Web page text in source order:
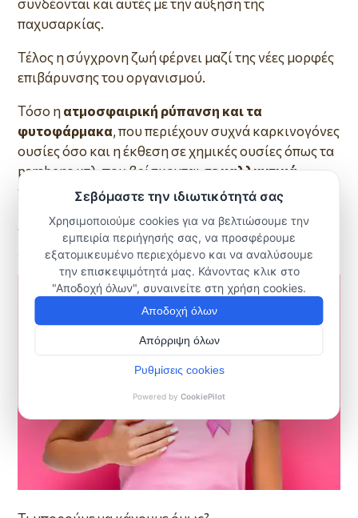
συνδέονται και αυτές με την αύξηση της
παχυσαρκίας.
Τέλος η σύγχρονη ζωή φέρνει μαζί της νέες μορφές
επιβάρυνσης του οργανισμού.
Τόσο ηατμοσφαιρική ρύπανση και τα
φυτοφάρμακα, που περιέχουν συχνά καρκινογόνες
ουσίες όσο και η έκθεση σε χημικές ουσίες όπως τα
parabens κτλ που βρίσκονται σεκαλλυντικά,
πλαστικά και επεξεργασμένα τρόφιμαμπορούν
να μιμηθούν τη δράση των οιστρογόνων και να
προκαλέσουν διαταραχές στην κυτταρική
λειτουργία.